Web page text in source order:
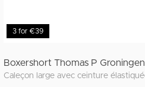
3 for €39
Boxershort Thomas P Groningen